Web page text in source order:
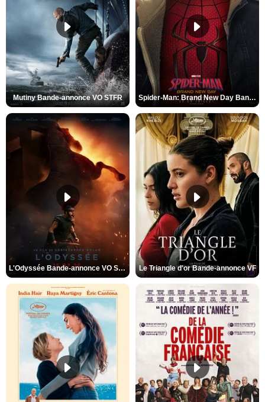
Mutiny Bande-annonce VO STFR Spider-Man: Brand New Day Bande-annonce VO STFR
L'Odyssée Bande-annonce VO STFR Le Triangle d'or Bande-annonce VF